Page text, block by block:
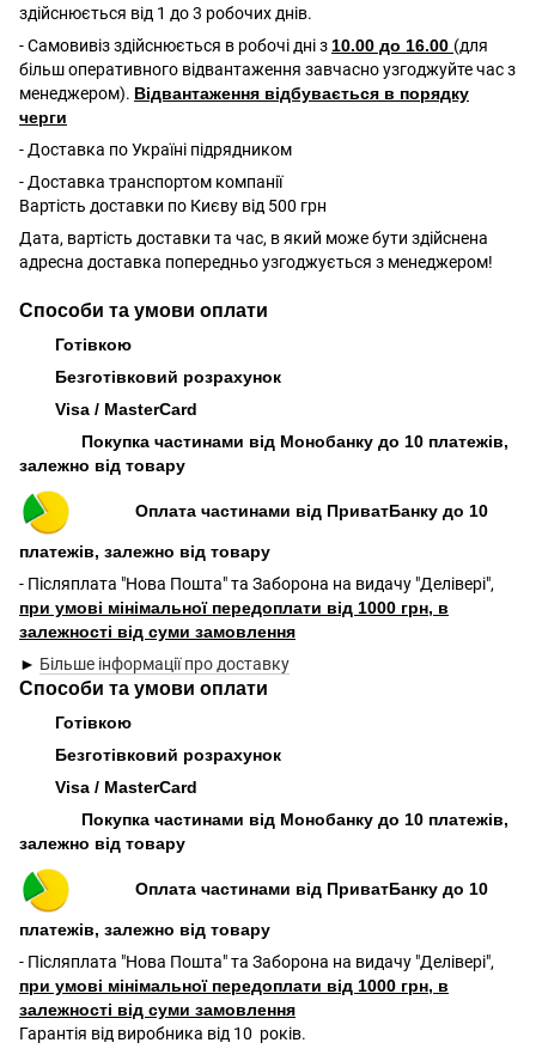
здійснюється від 1 до 3 робочих днів.
- Самовивіз здійснюється в робочі дні з 10.00 до 16.00 (для
більш оперативного відвантаження завчасно узгоджуйте час з
менеджером). Відвантаження відбувається в порядку
черги
- Доставка по Україні підрядником
- Доставка транспортом компанії
Вартість доставки по Києву від 500 грн
Дата, вартість доставки та час, в який може бути здійснена
адресна доставка попередньо узгоджується з менеджером!
Способи та умови оплати
Готівкою
Безготівковий розрахунок
Visa / MasterCard
Покупка частинами від Монобанку до 10 платежів,
залежно від товару
Оплата частинами від ПриватБанку до 10
платежів, залежно від товару
- Післяплата "Нова Пошта" та Заборона на видачу "Делівері",
при умові мінімальної передоплати від 1000 грн, в
залежності від суми замовлення
► Більше інформації про доставку
Способи та умови оплати
Готівкою
Безготівковий розрахунок
Visa / MasterCard
Покупка частинами від Монобанку до 10 платежів,
залежно від товару
Оплата частинами від ПриватБанку до 10
платежів, залежно від товару
- Післяплата "Нова Пошта" та Заборона на видачу "Делівері",
при умові мінімальної передоплати від 1000 грн, в
залежності від суми замовлення
Гарантія від виробника від 10 років.